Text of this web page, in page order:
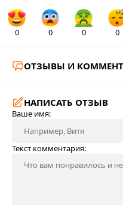
0 0 0 0
ОТЗЫВЫ И
НАПИСАТЬ ОТЗЫВ
Ваше имя:
Текст комментария: